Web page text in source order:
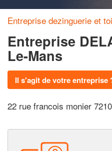
Entreprise dezinguerie et
Entreprise
Le-Mans
Il s'agit de votre entreprise
22 rue francois monier